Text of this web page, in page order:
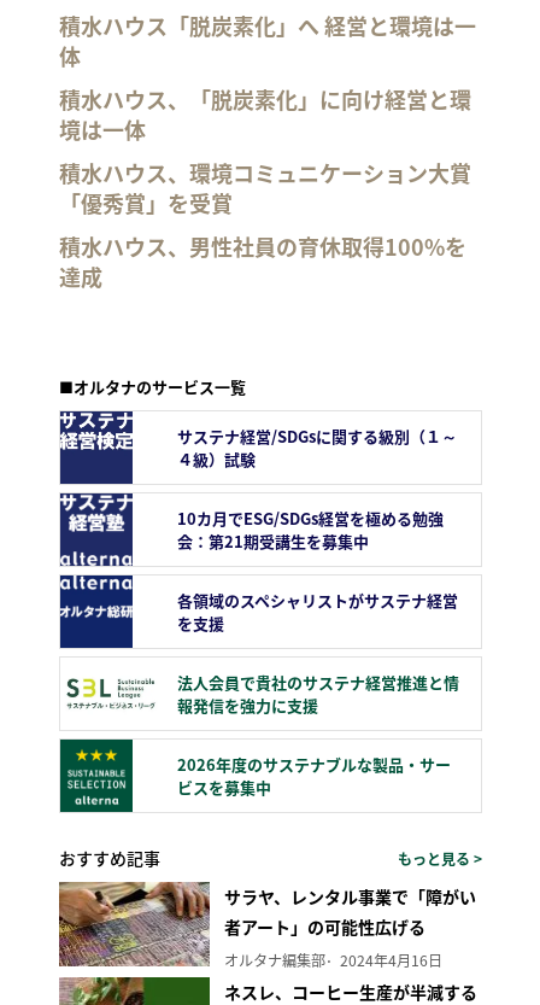
積水ハウス「脱炭素化」へ 経営と環境は一
体
積水ハウス、「脱炭素化」に向け経営と環
境は一体
積水ハウス、環境コミュニケーション大賞
「優秀賞」を受賞
積水ハウス、男性社員の育休取得100%を
達成
■オルタナのサービス一覧
サステナ経営/SDGsに関する級別（１～
４級）試験
10カ月でESG/SDGs経営を極める勉強
会：第21期受講生を募集中
各領域のスペシャリストがサステナ経営
を支援
法人会員で貴社のサステナ経営推進と情
報発信を強力に支援
2026年度のサステナブルな製品・サー
ビスを募集中
おすすめ記事 もっと見る >
サラヤ、レンタル事業で「障がい
者アート」の可能性広げる
オルタナ編集部 2024年4月16日
ネスレ、コーヒー生産が半減する